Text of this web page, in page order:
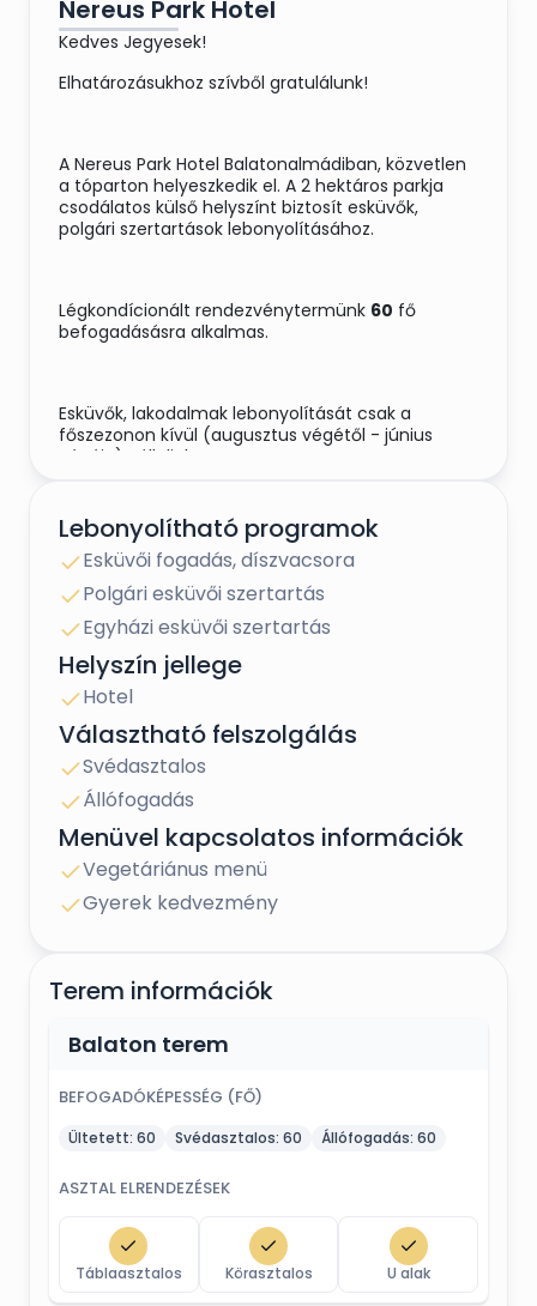
Nereus Park Hotel
Kedves Jegyesek!
Elhatározásukhoz szívből gratulálunk!
A Nereus Park Hotel Balatonalmádiban, közvetlen
a tóparton helyeszkedik el. A 2 hektáros parkja
csodálatos külső helyszínt biztosít esküvők,
polgári szertartások lebonyolításához.
Légkondícionált rendezvénytermünk 60 fő
befogadásásra alkalmas.
Esküvők, lakodalmak lebonyolítását csak a
főszezonon kívül (augusztus végétől - június
végéig) vállaljuk.
Amiért érdemes minket választani:
gyönyörű környezet
családias légkör
közvetlen vízparti szertartás
légkondícionált rendezvényterem (60 fő-ig)
díjmentes székszoknyák és szalagok
az ifjú pár részére díjmentes szoba
biztosítása
kedvezményes szobák biztosítása a násznép
részére
remek konyha
több féle menüajánlat és ital csomag
saját kikötő
saját strand
díjmentes boldogságkapu
játszótér
térítésmentes , zárt parkoló
Bízunk benne, hogy hamarosan vendégeink
Kérdés esetén állunk szíves rendelkezésükre.
Nereus Park Hotel csapata
Lebonyolítható programok
Esküvői fogadás, díszvacsora
Polgári esküvői szertartás
Egyházi esküvői szertartás
Helyszín jellege
Hotel
Választható felszolgálás
Svédasztalos
Állófogadás
Menüvel kapcsolatos információk
Vegetáriánus menü
Gyerek kedvezmény
Terem információk
Balaton terem
BEFOGADÓKÉPESSÉG (FŐ)
Ültetett: 60 Svédasztalos: 60 Állófogadás: 60
ASZTAL ELRENDEZÉSEK
Táblaasztalos Körasztalos U alak